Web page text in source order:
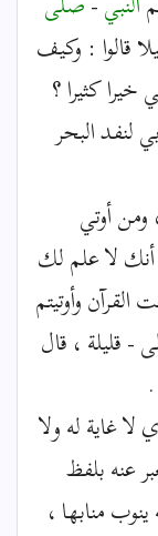
قالوا : وكيف
خيرا كثيرا ؟
لنفد البحر
أوتي
لا علم لك
وأوتيتم
- قليلة ، قال
غاية له ولا
عنه بلفظ
منابها ،